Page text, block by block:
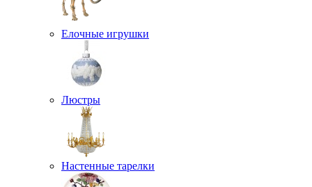
Елочные игрушки
Люстры
Настенные тарелки